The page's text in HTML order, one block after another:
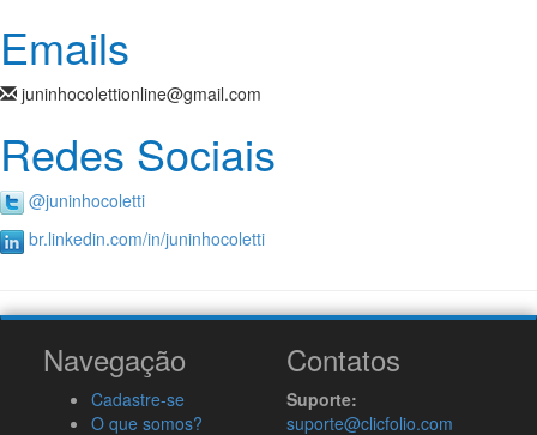
Emails
juninhocolettionline@gmail.com
Redes Sociais
@juninhocoletti
br.linkedin.com/in/juninhocoletti
Navegação
Cadastre-se
O que somos?
Contatos
Suporte:
suporte@clicfolio.com